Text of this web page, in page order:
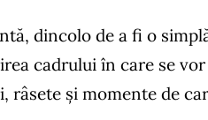
dincolo de a fi o
cadrului în care se
râsete și momente de